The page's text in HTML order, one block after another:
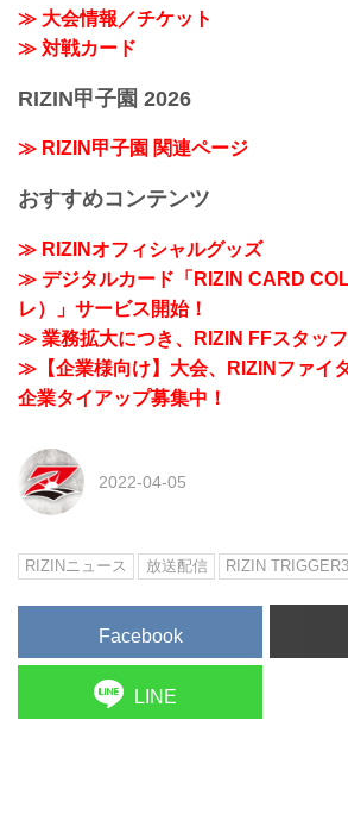
≫ 大会情報／チケット
≫ 対戦カード
RIZIN甲子園 2026
≫ RIZIN甲子園 関連ページ
おすすめコンテンツ
≫ RIZINオフィシャルグッズ
≫ デジタルカード「RIZIN CARD
レ）」サービス開始！
≫ 業務拡大につき、RIZIN FFスタッフ
≫【企業様向け】大会、RIZINファイ
企業タイアップ募集中！
2022-04-05
RIZINニュース 放送配信 RIZIN TRIGGER3
Facebook
LINE